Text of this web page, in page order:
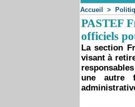
Accueil >
PASTEF
officiels
La section
visant à
une autre